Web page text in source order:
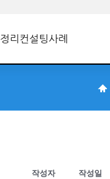
정리컨설팅사례
작성자 작성일